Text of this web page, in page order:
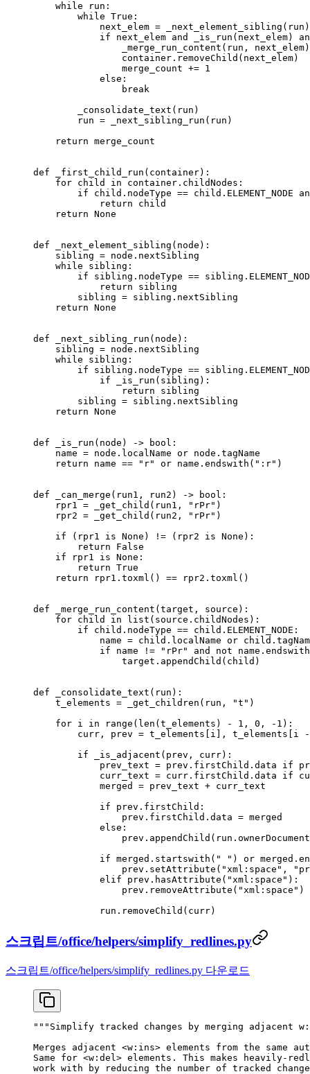
    while
run:
        while
True :
            next_elem
= _next_element_sibling(run)
            if
next_elem and _is_run(next_elem)
                _merge_run_content(run, next_elem)
                container.removeChild(next_elem)
                merge_count
+= 1
            else
:
                break
        _consolidate_text(run)
        run
= _next_sibling_run(run)
    return
merge_count
def _first_child_run (container):
    for
child in container.childNodes:
        if
child.nodeType == child. ELEMENT_NODE
            return
child
    return
None
def _next_element_sibling (node):
    sibling
= node.nextSibling
    while
sibling:
        if
sibling.nodeType == sibling.
            return
sibling
        sibling
= sibling.nextSibling
    return
None
def _next_sibling_run (node):
    sibling
= node.nextSibling
    while
sibling:
        if
sibling.nodeType == sibling.
            if
_is_run(sibling):
                return
sibling
        sibling
= sibling.nextSibling
    return
None
def _is_run (node) -> bool :
    name
= node.localName or node.tagName
    return
name == "r" or name.endswith( ":r" )
def _can_merge (run1, run2) -> bool :
    rpr1
= _get_child(run1, "rPr" )
    rpr2
= _get_child(run2, "rPr" )
    if
(rpr1 is None ) != (rpr2 is None ):
        return
False
    if
rpr1 is None :
        return
True
    return
rpr1.toxml() == rpr2.toxml()
def _merge_run_content (target, source):
    for
child in list (source.childNodes):
        if
child.nodeType == child. ELEMENT_NODE :
            name
= child.localName or
            if
name != "rPr" and not
                target.appendChild(child)
def _consolidate_text (run):
    t_elements
= _get_children(run, "t" )
    for
i in range ( len (t_elements) - 1 , 0 , - 1 ):
        curr, prev
= t_elements[i], t_elements[i
-
        if
_is_adjacent(prev, curr):
            prev_text
= prev.firstChild.data if
            curr_text
= curr.firstChild.data if
            merged
= prev_text + curr_text
            if
prev.firstChild:
                prev.firstChild.data
= merged
            else
:
            if
merged.startswith( " " ) or
                prev.setAttribute(
"xml:space" ,
            elif
prev.hasAttribute( "xml:space" ):
                prev.removeAttribute(
"xml:space" )
            run.removeChild(curr)
스크립트/office/helpers/simplify_redlines.py
스크립트/office/helpers/simplify_redlines.py 다운로드
"""Simplify tracked changes by merging adjacent
Merges adjacent <w:ins> elements from the same
Same for <w:del> elements. This makes heavily-
work with by reducing the number of tracked